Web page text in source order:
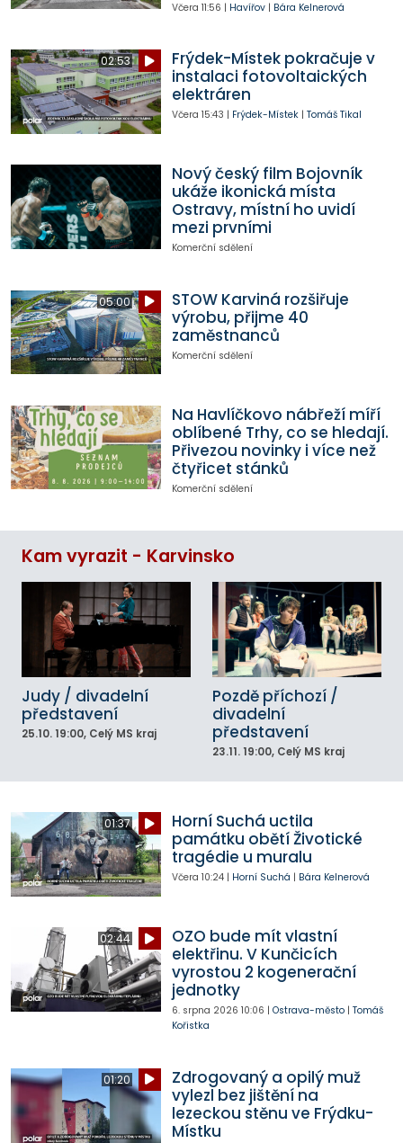
Včera 11:56 | Havířov| Bára Kelnerová
02:53
Frýdek-Místek pokračuje v
instalaci fotovoltaických
elektráren
Včera 15:43 | Frýdek-Místek| Tomáš Tikal
Nový český film Bojovník
ukáže ikonická místa
Ostravy, místní ho uvidí
mezi prvními
Komerční sdělení
05:00
STOW Karviná rozšiřuje
výrobu, přijme 40
zaměstnanců
Komerční sdělení
Na Havlíčkovo nábřeží míří
oblíbené Trhy, co se hledají.
Přivezou novinky i více než
čtyřicet stánků
Komerční sdělení
Kam vyrazit - Karvinsko
Judy / divadelní
představení
25.10. 19:00, Celý MS kraj
Pozdě příchozí /
divadelní
představení
23.11. 19:00, Celý MS kraj
01:37
Horní Suchá uctila
památku obětí Životické
tragédie u muralu
Včera 10:24| Horní Suchá | Bára Kelnerová
02:44
OZO bude mít vlastní
elektřinu. V Kunčicích
vyrostou 2 kogenerační
jednotky
6. srpna 2026 10:06 | Ostrava-město| Tomáš
Kořistka
01:20
Zdrogovaný a opilý muž
vylezl bez jištění na
lezeckou stěnu ve Frýdku-
Místku